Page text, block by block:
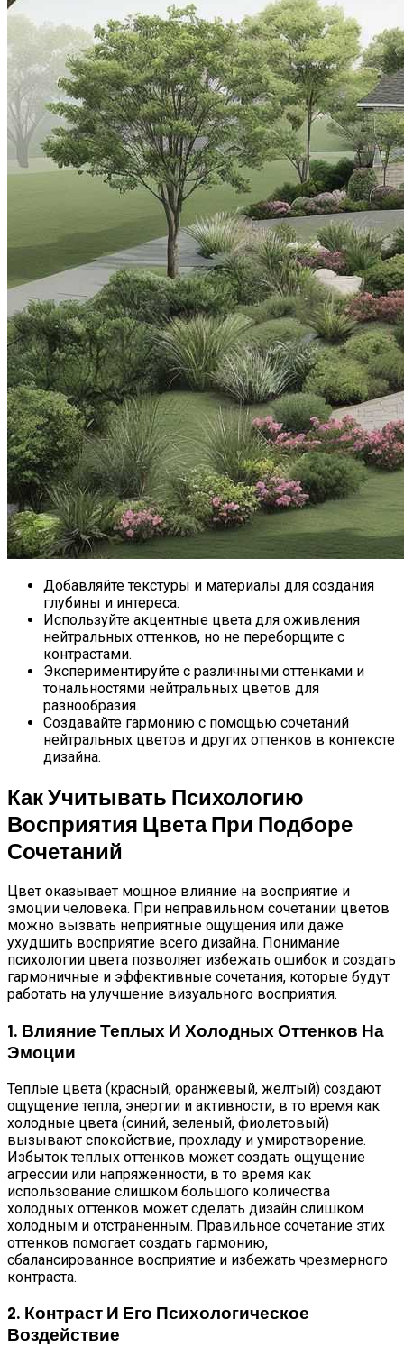
Добавляйте текстуры и материалы для создания
глубины и интереса.
Используйте акцентные цвета для оживления
нейтральных оттенков, но не переборщите с
контрастами.
Экспериментируйте с различными оттенками и
тональностями нейтральных цветов для
разнообразия.
Создавайте гармонию с помощью сочетаний
нейтральных цветов и других оттенков в контексте
дизайна.
Как Учитывать Психологию
Восприятия Цвета При Подборе
Сочетаний
Цвет оказывает мощное влияние на восприятие и
эмоции человека. При неправильном сочетании цветов
можно вызвать неприятные ощущения или даже
ухудшить восприятие всего дизайна. Понимание
психологии цвета позволяет избежать ошибок и создать
гармоничные и эффективные сочетания, которые будут
работать на улучшение визуального восприятия.
1. Влияние Теплых И Холодных Оттенков На
Эмоции
Теплые цвета (красный, оранжевый, желтый) создают
ощущение тепла, энергии и активности, в то время как
холодные цвета (синий, зеленый, фиолетовый)
вызывают спокойствие, прохладу и умиротворение.
Избыток теплых оттенков может создать ощущение
агрессии или напряженности, в то время как
использование слишком большого количества
холодных оттенков может сделать дизайн слишком
холодным и отстраненным. Правильное сочетание этих
оттенков помогает создать гармонию,
сбалансированное восприятие и избежать чрезмерного
контраста.
2. Контраст И Его Психологическое
Воздействие